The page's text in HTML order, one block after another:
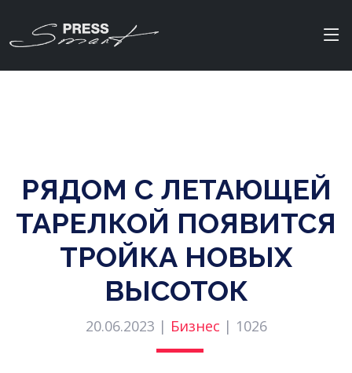
РЯДОМ С ЛЕТАЮЩЕЙ
ТАРЕЛКОЙ ПОЯВИТСЯ
ТРОЙКА НОВЫХ
ВЫСОТОК
20.06.2023 | Бизнес | 1026